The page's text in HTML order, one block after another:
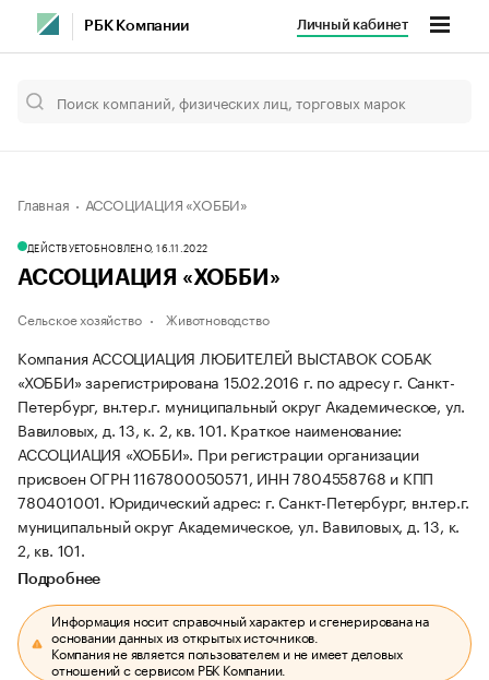
РБК Компании Личный кабинет
Главная АССОЦИАЦИЯ «ХОББИ»
ДЕЙСТВУЕТОБНОВЛЕНО, 16.11.2022
АССОЦИАЦИЯ «ХОББИ»
Сельское хозяйство Животноводство
Компания АССОЦИАЦИЯ ЛЮБИТЕЛЕЙ ВЫСТАВОК СОБАК
«ХОББИ» зарегистрирована 15.02.2016 г. по адресу г. Санкт-
Петербург, вн.тер.г. муниципальный округ Академическое, ул.
Вавиловых, д. 13, к. 2, кв. 101. Краткое наименование:
АССОЦИАЦИЯ «ХОББИ». При регистрации организации
присвоен ОГРН 1167800050571, ИНН 7804558768 и КПП
780401001. Юридический адрес: г. Санкт-Петербург, вн.тер.г.
муниципальный округ Академическое, ул. Вавиловых, д. 13, к.
2, кв. 101.
Подробнее
Информация носит справочный характер и сгенерирована на
основании данных из открытых источников.
Компания не является пользователем и не имеет деловых
отношений с сервисом РБК Компании.